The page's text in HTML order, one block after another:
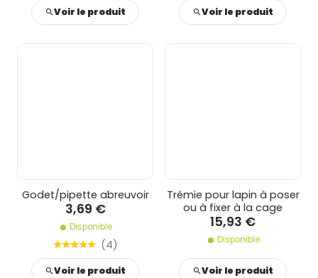
Voir le produit Voir le produit
Godet/pipette abreuvoir
3,69 €
Disponible
(4)
Voir le produit
Trémie pour lapin à poser
ou à fixer à la cage
15,93 €
Disponible
Voir le produit